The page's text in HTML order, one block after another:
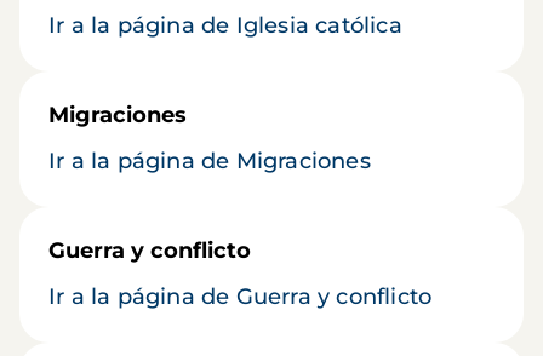
Ir a la página de Iglesia católica
Migraciones
Ir a la página de Migraciones
Guerra y conflicto
Ir a la página de Guerra y conflicto